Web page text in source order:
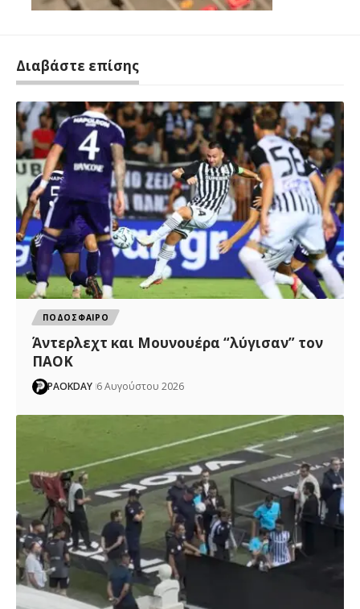
Διαβάστε επίσης
ΠΟΔΟΣΦΑΙΡΟ
Άντερλεχτ και Μουνουέρα “λύγισαν” τον
ΠΑΟΚ
PAOKDAY 6 Αυγούστου 2026